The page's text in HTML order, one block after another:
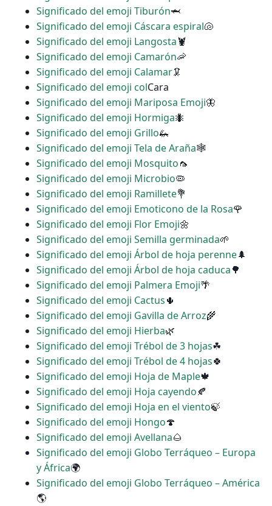
Significado del emoji Tiburón🦈
Significado del emoji Cáscara espiral🐚
Significado del emoji Langosta🦞
Significado del emoji Camarón🦐
Significado del emoji Calamar🦑
Significado del emoji colCara
Significado del emoji Mariposa Emoji🦋
Significado del emoji Hormiga🐜
Significado del emoji Grillo🦗
Significado del emoji Tela de Araña🕸
Significado del emoji Mosquito🦟
Significado del emoji Microbio🦠
Significado del emoji Ramillete💐
Significado del emoji Emoticono de la Rosa🌹
Significado del emoji Flor Emoji🌼
Significado del emoji Semilla germinada🌱
Significado del emoji Árbol de hoja perenne🌲
Significado del emoji Árbol de hoja caduca🌳
Significado del emoji Palmera Emoji🌴
Significado del emoji Cactus🌵
Significado del emoji Gavilla de Arroz🌾
Significado del emoji Hierba🌿
Significado del emoji Trébol de 3 hojas☘
Significado del emoji Trébol de 4 hojas🍀
Significado del emoji Hoja de Maple🍁
Significado del emoji Hoja cayendo🍂
Significado del emoji Hoja en el viento🍃
Significado del emoji Hongo🍄
Significado del emoji Avellana🌰
Significado del emoji Globo Terráqueo – Europa
y África🌍
Significado del emoji Globo Terráqueo – América
🌎